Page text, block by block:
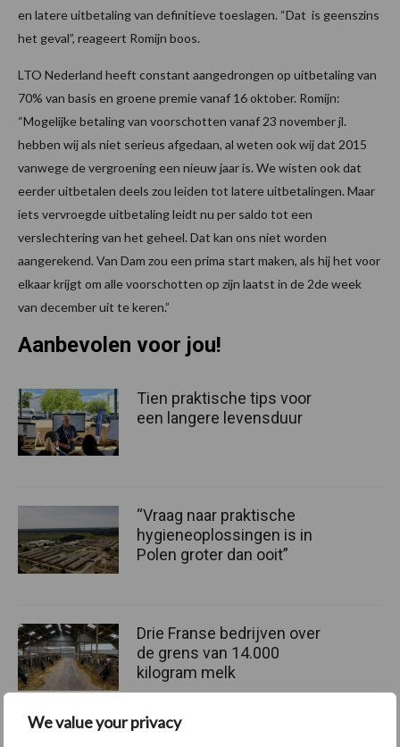
We value your privacy
en latere uitbetaling van definitieve toeslagen. “Dat is geenszins
het geval”, reageert Romijn boos.
LTO Nederland heeft constant aangedrongen op uitbetaling van
70% van basis en groene premie vanaf 16 oktober. Romijn:
“Mogelijke betaling van voorschotten vanaf 23 november jl.
hebben wij als niet serieus afgedaan, al weten ook wij dat 2015
vanwege de vergroening een nieuw jaar is. We wisten ook dat
eerder uitbetalen deels zou leiden tot latere uitbetalingen. Maar
iets vervroegde uitbetaling leidt nu per saldo tot een
verslechtering van het geheel. Dat kan ons niet worden
aangerekend. Van Dam zou een prima start maken, als hij het voor
elkaar krijgt om alle voorschotten op zijn laatst in de 2de week
van december uit te keren.”
Aanbevolen voor jou!
Tien praktische tips voor
een langere levensduur
“Vraag naar praktische
hygieneoplossingen is in
Polen groter dan ooit”
Drie Franse bedrijven over
de grens van 14.000
kilogram melk